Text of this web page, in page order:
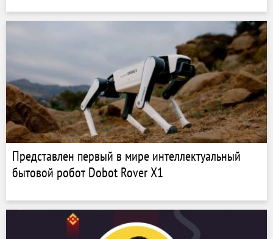
Представлен первый в мире интеллектуальный
бытовой робот Dobot Rover X1